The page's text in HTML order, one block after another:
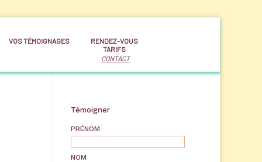
VOS TÉMOIGNAGES
RENDEZ-VOUS
TARIFS
CONTACT
Témoigner
PRÉNOM
NOM